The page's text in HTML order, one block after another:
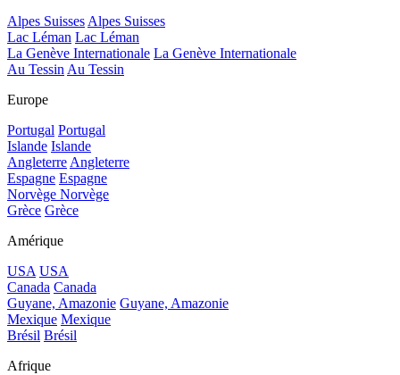
Alpes SuissesAlpes Suisses
Lac Léman Lac Léman
La Genève Internationale La Genève Internationale
Au TessinAu Tessin
Europe
Portugal Portugal
Islande Islande
AngleterreAngleterre
Espagne Espagne
Norvège Norvège
Grèce Grèce
Amérique
USA USA
Canada Canada
Guyane, Amazonie Guyane, Amazonie
Mexique Mexique
Brésil Brésil
Afrique